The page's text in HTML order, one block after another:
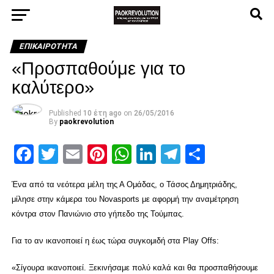
ΕΠΙΚΑΙΡΌΤΗΤΑ
«Προσπαθούμε για το
καλύτερο»
Published 10 έτη ago on 26/05/2016
By paokrevolution
Facebook
Twitter
EmailPinterest
WhatsApp
LinkedIn
Telegram
Ένα από τα νεότερα μέλη της Α Ομάδας, ο Τάσος Δημητριάδης,
μίλησε στην κάμερα του Novasports με αφορμή την αναμέτρηση
κόντρα στον Πανιώνιο στο γήπεδο της Τούμπας.
Για το αν ικανοποιεί η έως τώρα συγκομιδή στα Play Offs:
«Σίγουρα ικανοποιεί. Ξεκινήσαμε πολύ καλά και θα προσπαθήσουμε